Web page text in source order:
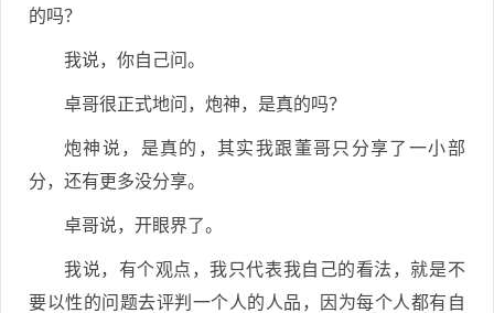
的吗？
我说，你自己问。
卓哥很正式地问，炮神，是真的吗？
炮神说，是真的，其实我跟董哥只分享了一小部
分，还有更多没分享。
卓哥说，开眼界了。
我说，有个观点，我只代表我自己的看法，就是不
要以性的问题去评判一个人的人品，因为每个人都有自